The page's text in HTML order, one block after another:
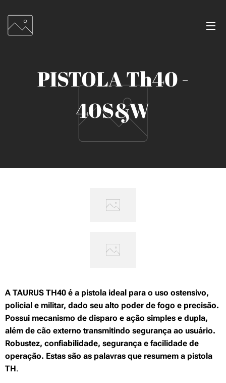
PISTOLA Th40 -
40S&W
A TAURUS TH40 é a pistola ideal para o uso ostensivo,
policial e militar, dado seu alto poder de fogo e precisão.
Possui mecanismo de disparo e ação simples e dupla,
além de cão externo transmitindo segurança ao usuário.
Robustez, confiabilidade, segurança e facilidade de
operação. Estas são as palavras que resumem a pistola
TH.